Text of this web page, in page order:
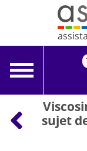
Toggle
sujet